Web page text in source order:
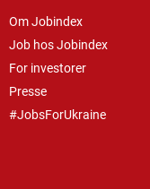
Om Jobindex
Job hos Jobindex
For investorer
Presse
#JobsForUkraine